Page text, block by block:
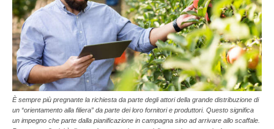
È sempre più pregnante la richiesta da parte degli attori della grande distribuzione di
un “orientamento alla filiera” da parte dei loro fornitori e produttori. Questo significa
un impegno che parte dalla pianificazione in campagna sino ad arrivare allo scaffale.